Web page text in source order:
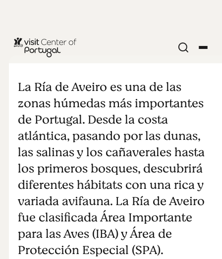
Ría de Aveiro
La Ría de Aveiro es una de las
zonas húmedas más importantes
de Portugal. Desde la costa
atlántica, pasando por las dunas,
las salinas y los cañaverales hasta
los primeros bosques, descubrirá
diferentes hábitats con una rica y
variada avifauna. La Ría de Aveiro
fue clasificada Área Importante
para las Aves (IBA) y Área de
Protección Especial (SPA).